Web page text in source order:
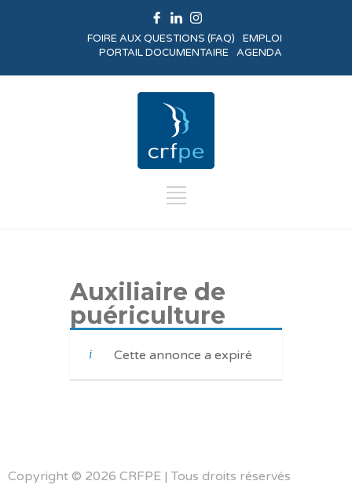
EMPLOI
FOIRE AUX QUESTIONS (FAQ)
AGENDA
PORTAIL DOCUMENTAIRE
Auxiliaire de
puériculture
Cette annonce a expiré
Copyright © 2026 CRFPE | Tous droits réservés